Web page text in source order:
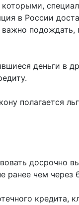
в России
подождать,
деньги в
полагается
досрочно
ранее чем через
кредита,